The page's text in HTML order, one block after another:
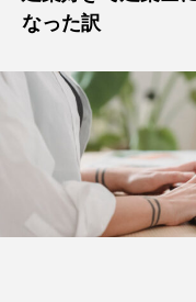
なった訳